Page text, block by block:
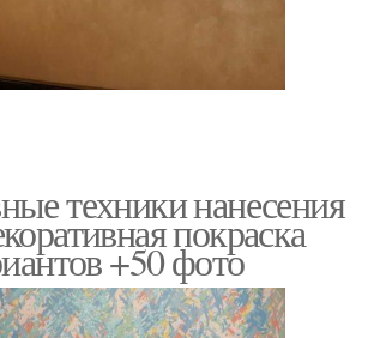
техники нанесения
покраска
+50 фото